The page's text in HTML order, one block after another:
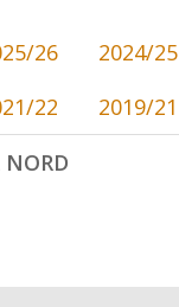
26 2024/25
22 2019/21